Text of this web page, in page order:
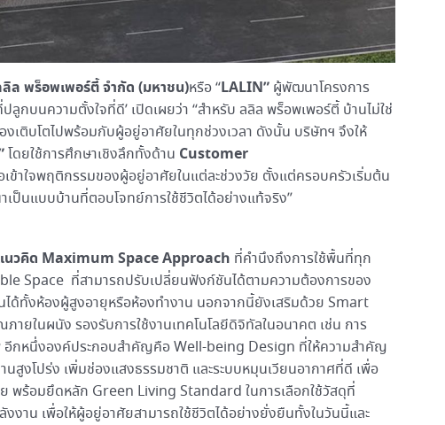
ล พร็อพเพอร์ตี้ จำกัด (มหาชน)หรือ “LALIN” ผู้พัฒนาโครงการ
กบนความตั้งใจที่ดี’ เปิดเผยว่า “สำหรับ ลลิล พร็อพเพอร์ตี้ บ้านไม่ใช่
เติบโตไปพร้อมกับผู้อยู่อาศัยในทุกช่วงเวลา ดังนั้น บริษัทฯ จึงให้
โดยใช้การศึกษาเชิงลึกทั้งด้าน Customer
เข้าใจพฤติกรรมของผู้อยู่อาศัยในแต่ละช่วงวัย ตั้งแต่ครอบครัวเริ่มต้น
ป็นแบบบ้านที่ตอบโจทย์การใช้ชีวิตได้อย่างแท้จริง”
นวคิด Maximum Space Approach ที่คำนึงถึงการใช้พื้นที่ทุก
Space ที่สามารถปรับเปลี่ยนฟังก์ชันได้ตามความต้องการของ
ได้ทั้งห้องผู้สูงอายุหรือห้องทำงาน นอกจากนี้ยังเสริมด้วย Smart
ยในผนัง รองรับการใช้งานเทคโนโลยีดิจิทัลในอนาคต เช่น การ
อีกหนึ่งองค์ประกอบสำคัญคือ Well-being Design ที่ให้ความสำคัญ
สูงโปร่ง เพิ่มช่องแสงธรรมชาติ และระบบหมุนเวียนอากาศที่ดี เพื่อ
พร้อมยึดหลัก Green Living Standard ในการเลือกใช้วัสดุที่
าน เพื่อให้ผู้อยู่อาศัยสามารถใช้ชีวิตได้อย่างยั่งยืนทั้งในวันนี้และ